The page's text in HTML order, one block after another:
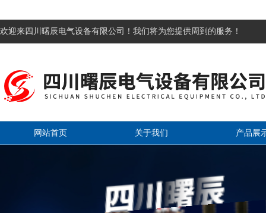
欢迎来四川曙辰电气设备有限公司！我们将为您提供周到的服务！
网站首页 关于我们 产品展